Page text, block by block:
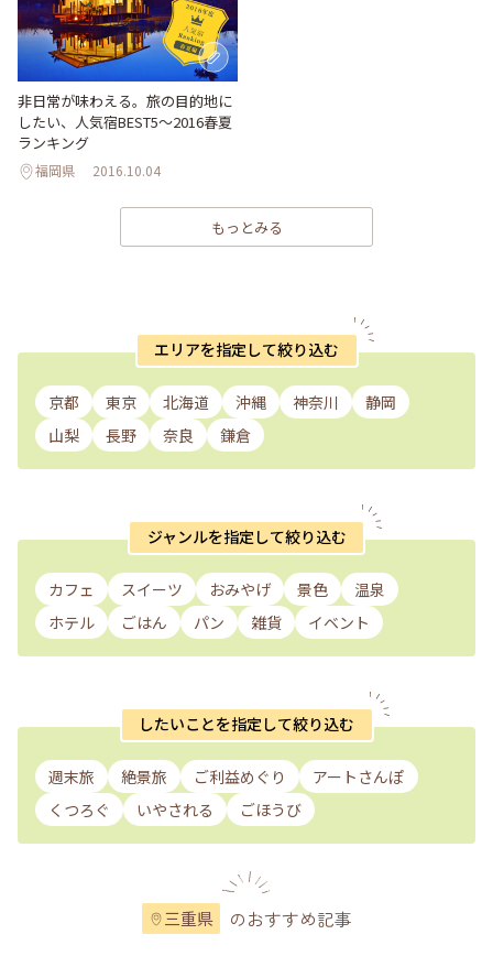
非日常が味わえる。旅の目的地に
したい、人気宿BEST5～2016春夏
ランキング
福岡県 2016.10.04
もっとみる
エリアを指定して絞り込む
京都 東京 北海道 沖縄 神奈川
静岡
山梨
長野 奈良 鎌倉
ジャンルを指定して絞り込む
カフェ スイーツ おみやげ 景色
温泉
ホテル
ごはん パン 雑貨 イベント
したいことを指定して絞り込む
週末旅 絶景旅 ご利益めぐり
アートさんぽ
くつろぐ
いやされる ごほうび
三重県 のおすすめ記事